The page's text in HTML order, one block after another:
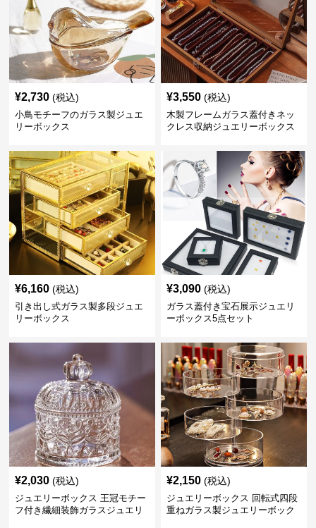
¥2,730 (税込)
小鳥モチーフのガラス製ジュエ
リーボックス
¥3,550 (税込)
木製フレームガラス蓋付きネッ
クレス収納ジュエリーボックス
¥6,160 (税込)
引き出し式ガラス製多段ジュエ
リーボックス
¥3,090 (税込)
ガラス蓋付き宝石展示ジュエリ
ーボックス5点セット
¥2,030 (税込)
ジュエリーボックス 王冠モチー
フ付き繊細装飾ガラスジュエリ
¥2,150 (税込)
ジュエリーボックス 回転式四段
重ねガラス製ジュエリーボック